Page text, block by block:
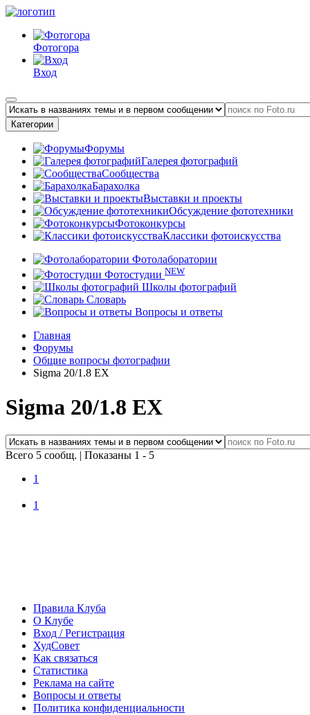
Фотогора
Вход
Категории
Форумы
Галерея фотографий
Сообщества
Барахолка
Выставки и проекты
Обсуждение фототехники
Фотоконкурсы
Классики фотоискусства
Фотолаборатории
Фотостудии NEW
Школы фотографий
Словарь
Вопросы и ответы
Главная
Форумы
Общие вопросы фотографии
Sigma 20/1.8 EX
Sigma 20/1.8 EX
Всего 5 сообщ. | Показаны 1 - 5
1
1
Правила Клуба
О Клубе
Вход / Регистрация
ХудСовет
Как связаться
Статистика
Реклама на сайте
Вопросы и ответы
Политика конфиденциальности